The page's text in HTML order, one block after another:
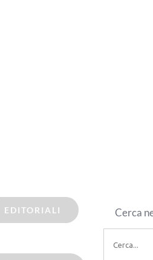
EDITORIALI Cerca
per: